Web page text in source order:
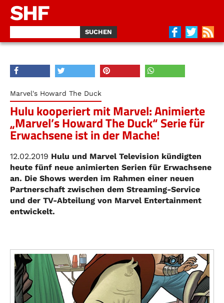
SHF
Marvel's Howard The Duck
Hulu kooperiert mit Marvel: Animierte
„Marvel’s Howard The Duck“ Serie für
Erwachsene ist in der Mache!
12.02.2019 Hulu und Marvel Television kündigten
heute fünf neue animierten Serien für Erwachsene
an. Die Shows werden im Rahmen einer neuen
Partnerschaft zwischen dem Streaming-Service
und der TV-Abteilung von Marvel Entertainment
entwickelt.